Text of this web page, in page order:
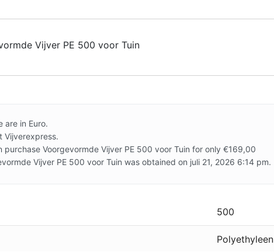
Vijver PE 500 voor Tuin
are in Euro.
Vijverexpress.
purchase Voorgevormde Vijver PE 500 voor Tuin for only €169,00
Vijver PE 500 voor Tuin was obtained on juli 21, 2026 6:14 pm.
500
Polyethyleen